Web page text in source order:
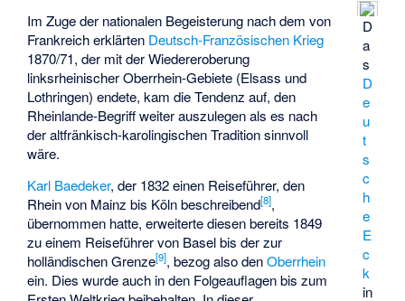
D
a
s
D
e
u
t
s
c
h
e
E
c
k
in
Im Zuge der nationalen Begeisterung nach dem von
Frankreich erklärten Deutsch-Französischen Krieg
1870/71, der mit der Wiedereroberung
linksrheinischer Oberrhein-Gebiete (Elsass und
Lothringen) endete, kam die Tendenz auf, den
Rheinlande-Begriff weiter auszulegen als es nach
der altfränkisch-karolingischen Tradition sinnvoll
wäre.
Karl Baedeker, der 1832 einen Reiseführer, den
Rhein von Mainz bis Köln beschreibend[8],
übernommen hatte, erweiterte diesen bereits 1849
zu einem Reiseführer von Basel bis der zur
holländischen Grenze[9], bezog also denOberrhein
ein. Dies wurde auch in den Folgeauflagen bis zum